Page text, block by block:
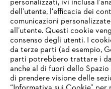
L’azienda
STIHL FAQ
personalizzati, ivi inclusa
dell’utente, l'efficacia dei
comunicazioni
all’utente. Questi cookie
consenso degli utenti. I
da terze parti (ad esempio,
parti potrebbero trattare i
anche al di fuori dello
di prendere visione delle